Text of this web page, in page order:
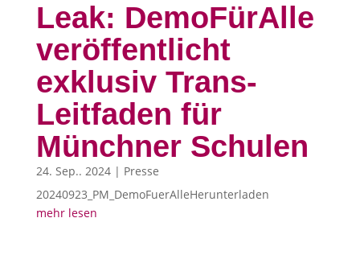
Leak: DemoFürAlle
veröffentlicht
exklusiv Trans-
Leitfaden für
Münchner Schulen
24. Sep.. 2024| Presse
20240923_PM_DemoFuerAlleHerunterladen
mehr lesen